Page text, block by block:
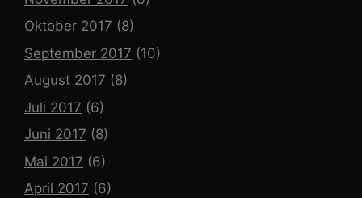
Oktober 2017 (8)
September 2017 (10)
August 2017 (8)
Juli 2017 (6)
Juni 2017 (8)
Mai 2017 (6)
April 2017 (6)